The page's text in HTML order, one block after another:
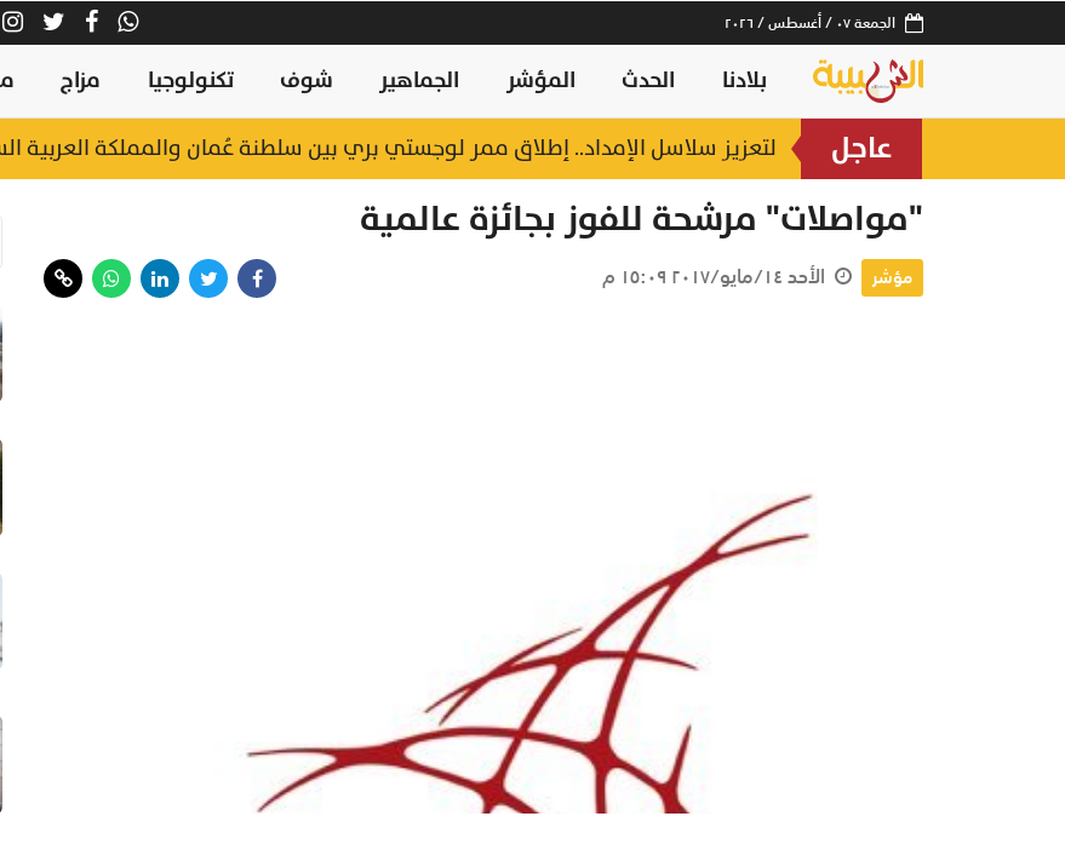
الجمعة ٠٧ / أغسطس / ٢٠٢٦
بلادنا الحدث المؤشر الجماهير شوف تكنولوجيا مزاج
عاجل لتعزيز سلاسل الإمداد.. إطلاق ممر لوجستي بري بين سلطنة عُمان والمملكة العربية
"مواصلات" مرشحة للفوز بجائزة عالمية
مؤشر الأحد ١٤/مايو/٢٠١٧ ١٥:٠٩ م